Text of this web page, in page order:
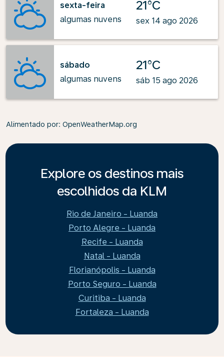
sexta-feira
algumas nuvens
21°C
sex 14 ago 2026
sábado
algumas nuvens
21°C
sáb 15 ago 2026
Alimentado por: OpenWeatherMap.org
Explore os destinos mais
escolhidos da KLM
Rio de Janeiro - Luanda
Porto Alegre - Luanda
Recife - Luanda
Natal - Luanda
Florianópolis - Luanda
Porto Seguro - Luanda
Curitiba - Luanda
Fortaleza - Luanda